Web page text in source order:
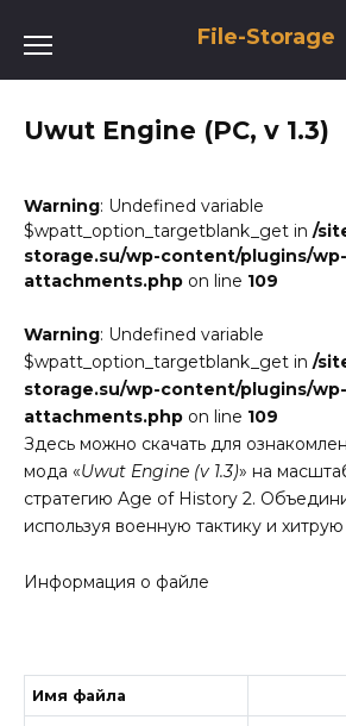
содержанию
File-Storage
Uwut Engine (PC, v 1.3)
Warning: Undefined variable
$wpatt_option_targetblank_get in /
storage.su/wp-content/plugins/
attachments.php on line 109
Warning: Undefined variable
$wpatt_option_targetblank_get in /
storage.su/wp-content/plugins/
attachments.php on line 109
Здесь можно скачать для
мода «Uwut Engine (v 1.3)» на
стратегию Age of History 2.
используя военную тактику и
Информация о файле
Имя файла